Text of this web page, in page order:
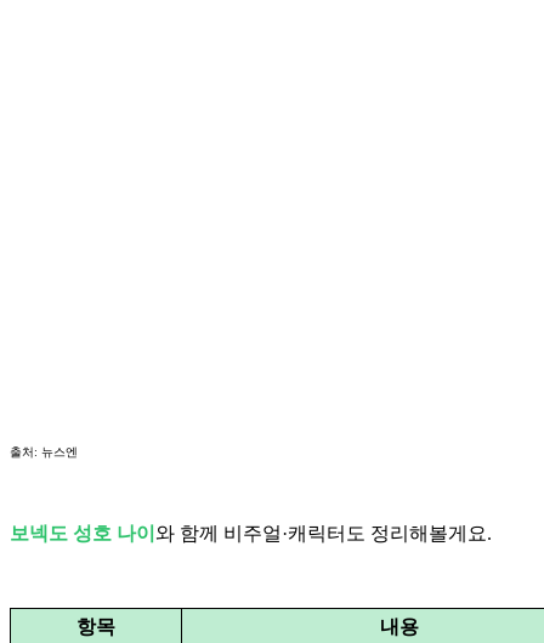
출처: 뉴스엔
보넥도 성호 나이 와 함께 비주얼·캐릭터도 정리해볼게요.
항목 내용